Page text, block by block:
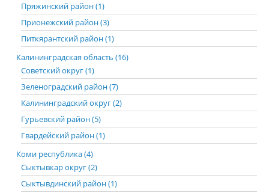
Пряжинский район (1)
Прионежский район (3)
Питкярантский район (1)
Калининградская область (16)
Советский округ (1)
Зеленоградский район (7)
Калининградский округ (2)
Гурьевский район (5)
Гвардейский район (1)
Коми республика (4)
Сыктывкар округ (2)
Сыктывдинский район (1)